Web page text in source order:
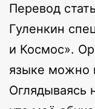
Перевод
Гуленкин
и Космос».
языке можно
Оглядываясь